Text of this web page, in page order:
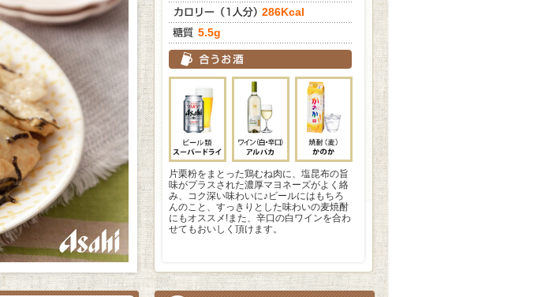
286Kcal
5.5g
片栗粉をまとった鶏むね肉に、塩昆布の旨
味がプラスされた濃厚マヨネーズがよく絡
み、コク深い味わいに♪ビールにはもちろ
んのこと、すっきりとした味わいの麦焼酎
にもオススメ!また、辛口の白ワインを合わ
せてもおいしく頂けます。